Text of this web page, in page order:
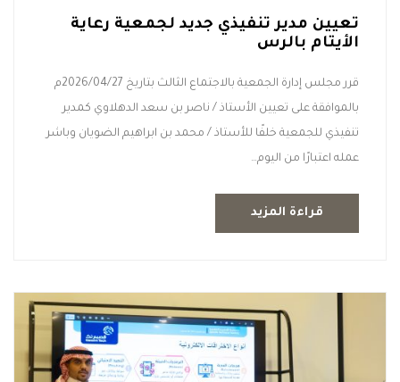
تعيين مدير تنفيذي جديد لجمعية رعاية
الأيتام بالرس
قرر مجلس إدارة الجمعية بالاجتماع الثالث بتاريخ 2026/04/27م
بالموافقة على تعيين الأستاذ / ناصر بن سعد الدهلاوي كمدير
تنفيذي للجمعية خلفًا للأستاذ / محمد بن ابراهيم الضويان وباشر
عمله اعتبارًا من اليوم…
قراءة المزيد